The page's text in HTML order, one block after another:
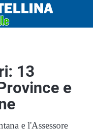
13
e
e l'Assessore